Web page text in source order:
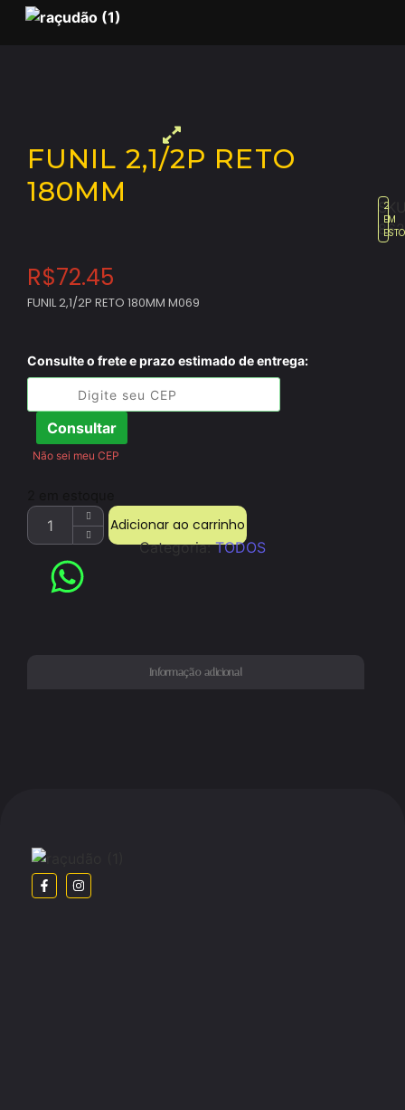
FUNIL 2,1/2P RETO
180MM
862
2
EM
R$72.45
FUNIL 2,1/2P RETO 180MM M069
Consulte o frete e prazo estimado de entrega:
Consultar
Não sei meu CEP
Adicionar ao carrinho
Categoria:TODOS
Informação adicional